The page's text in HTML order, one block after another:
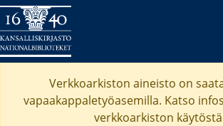
Verkkoarkiston aineisto on
vapaakappaletyöasemilla. Katso
verkkoarkiston